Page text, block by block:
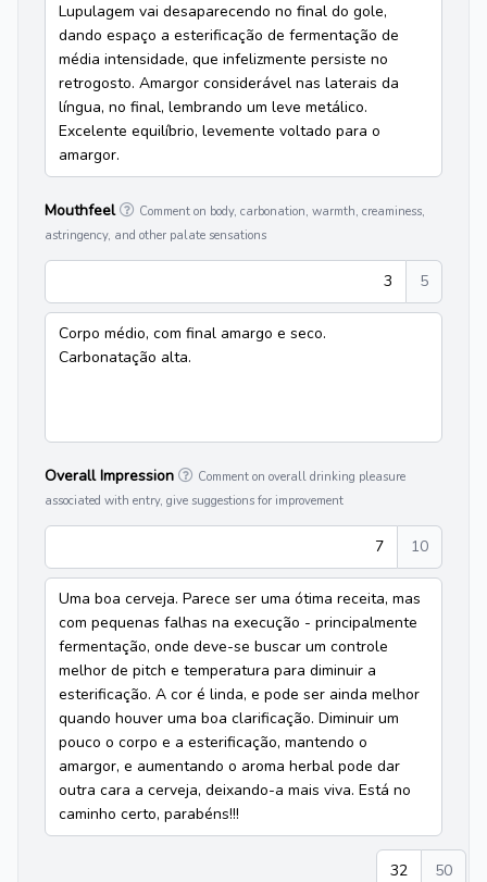
Lupulagem vai desaparecendo no final do gole,
dando espaço a esterificação de fermentação de
média intensidade, que infelizmente persiste no
retrogosto. Amargor considerável nas laterais da
língua, no final, lembrando um leve metálico.
Excelente equilíbrio, levemente voltado para o
amargor.
Mouthfeel
Comment on body, carbonation, warmth, creaminess,
astringency, and other palate sensations
3 5
Corpo médio, com final amargo e seco.
Carbonatação alta.
Overall Impression
Comment on overall drinking pleasure
associated with entry, give suggestions for improvement
7 10
Uma boa cerveja. Parece ser uma ótima receita, mas
com pequenas falhas na execução - principalmente
fermentação, onde deve-se buscar um controle
melhor de pitch e temperatura para diminuir a
esterificação. A cor é linda, e pode ser ainda melhor
quando houver uma boa clarificação. Diminuir um
pouco o corpo e a esterificação, mantendo o
amargor, e aumentando o aroma herbal pode dar
outra cara a cerveja, deixando-a mais viva. Está no
caminho certo, parabéns!!!
32 50